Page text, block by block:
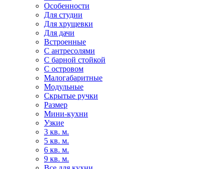
Особенности
Для студии
Для хрущевки
Для дачи
Встроенные
С антресолями
С барной стойкой
С островом
Малогабаритные
Модульные
Скрытые ручки
Размер
Мини-кухни
Узкие
3 кв. м.
5 кв. м.
6 кв. м.
9 кв. м.